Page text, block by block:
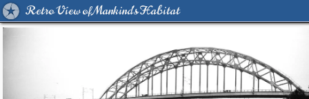
Retro View of Mankind's Habitat